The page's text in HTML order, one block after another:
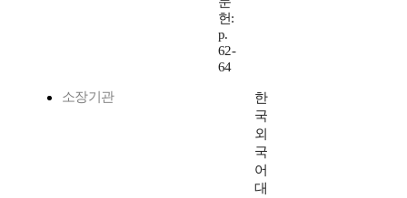
헌:
p.
62-
64
소장기관
한
국
외
국
어
대